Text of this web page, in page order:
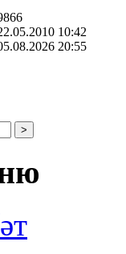
10:42
20:55